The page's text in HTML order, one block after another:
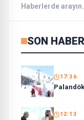
SON
17:36
12:13